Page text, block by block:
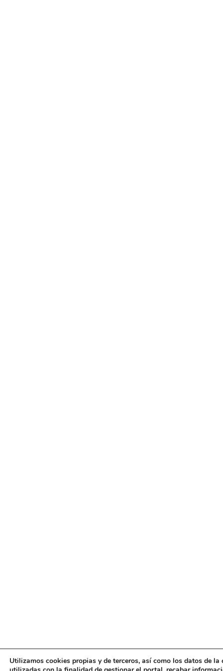
Utilizamos cookies propias y de terceros, así como los datos de